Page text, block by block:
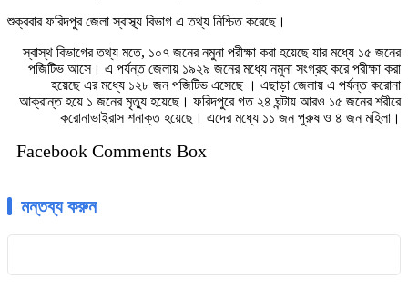
শুক্রবার ফরিদপুর জেলা স্বাস্থ্য বিভাগ এ তথ্য নিশ্চিত করেছে।
স্বাস্থ বিভাগের তথ্য মতে, ১০৭ জনের নমুনা পরীক্ষা করা হয়েছে যার মধ্যে ১৫ জনের
পজিটিভ আসে। এ পর্যন্ত জেলায় ১৯২৯ জনের মধ্যে নমুনা সংগ্রহ করে পরীক্ষা করা
হয়েছে এর মধ্যে ১২৮ জন পজিটিভ এসেছে । এছাড়া জেলায় এ পর্যন্ত করোনা
আক্রান্ত হয়ে ১ জনের মৃত্যু হয়েছে। ফরিদপুরে গত ২৪ ঘন্টায় আরও ১৫ জনের শরীরে
করোনাভাইরাস শনাক্ত হয়েছে। এদের মধ্যে ১১ জন পুরুষ ও ৪ জন মহিলা।
Facebook Comments Box
মন্তব্য করুন